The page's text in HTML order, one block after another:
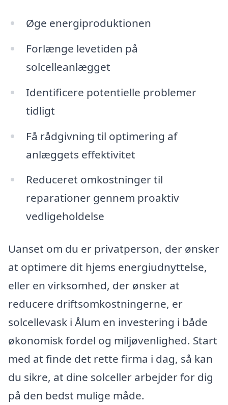
Øge energiproduktionen
Forlænge levetiden på
solcelleanlægget
Identificere potentielle problemer
tidligt
Få rådgivning til optimering af
anlæggets effektivitet
Reduceret omkostninger til
reparationer gennem proaktiv
vedligeholdelse
Uanset om du er privatperson, der ønsker
at optimere dit hjems energiudnyttelse,
eller en virksomhed, der ønsker at
reducere driftsomkostningerne, er
solcellevask i Ålum en investering i både
økonomisk fordel og miljøvenlighed. Start
med at finde det rette firma i dag, så kan
du sikre, at dine solceller arbejder for dig
på den bedst mulige måde.